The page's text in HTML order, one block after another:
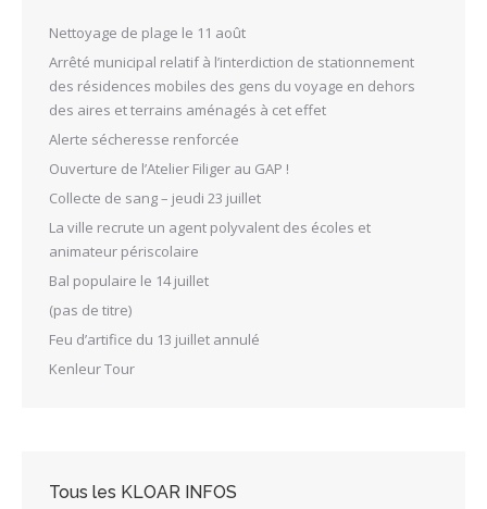
Nettoyage de plage le 11 août
Arrêté municipal relatif à l’interdiction de stationnement
des résidences mobiles des gens du voyage en dehors
des aires et terrains aménagés à cet effet
Alerte sécheresse renforcée
Ouverture de l’Atelier Filiger au GAP !
Collecte de sang – jeudi 23 juillet
La ville recrute un agent polyvalent des écoles et
animateur périscolaire
Bal populaire le 14 juillet
(pas de titre)
Feu d’artifice du 13 juillet annulé
Kenleur Tour
Tous les KLOAR INFOS